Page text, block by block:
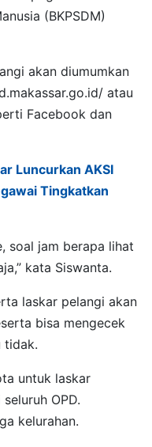
(BKPSDM)
akan diumumkan
atau
Facebook dan
Luncurkan AKSI
Tingkatkan
soal jam berapa lihat
kata Siswanta.
laskar pelangi akan
bisa mengecek
tidak.
untuk laskar
OPD.
kelurahan.